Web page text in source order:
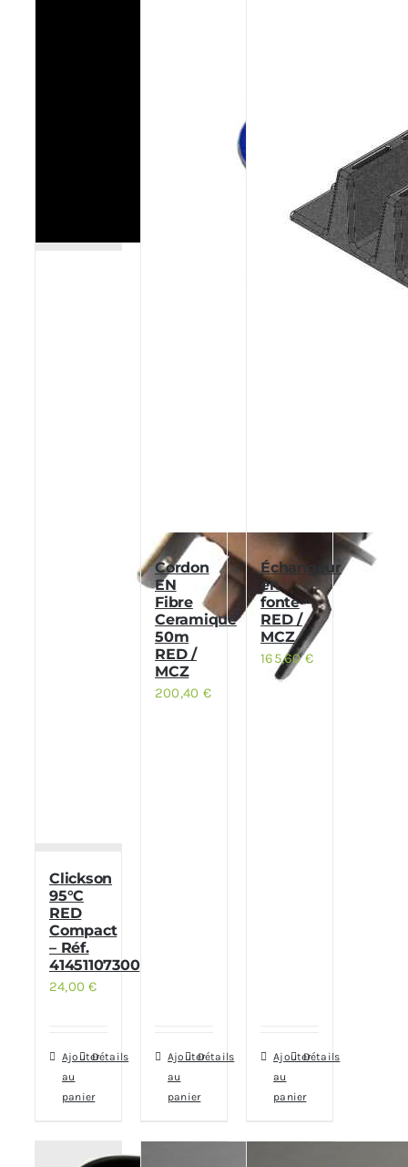
Clickson
95°C
RED
Compact
– Réf.
41451107300
24,00€
Ajouter
au
panier
Détails
Cordon
EN
Fibre
Ceramique
50m
RED /
MCZ
200,40 €
Ajouter
au
panier
Détails
Échangeur
en
fonte
RED /
MCZ
165,60€
Ajouter
au
panier
Détails